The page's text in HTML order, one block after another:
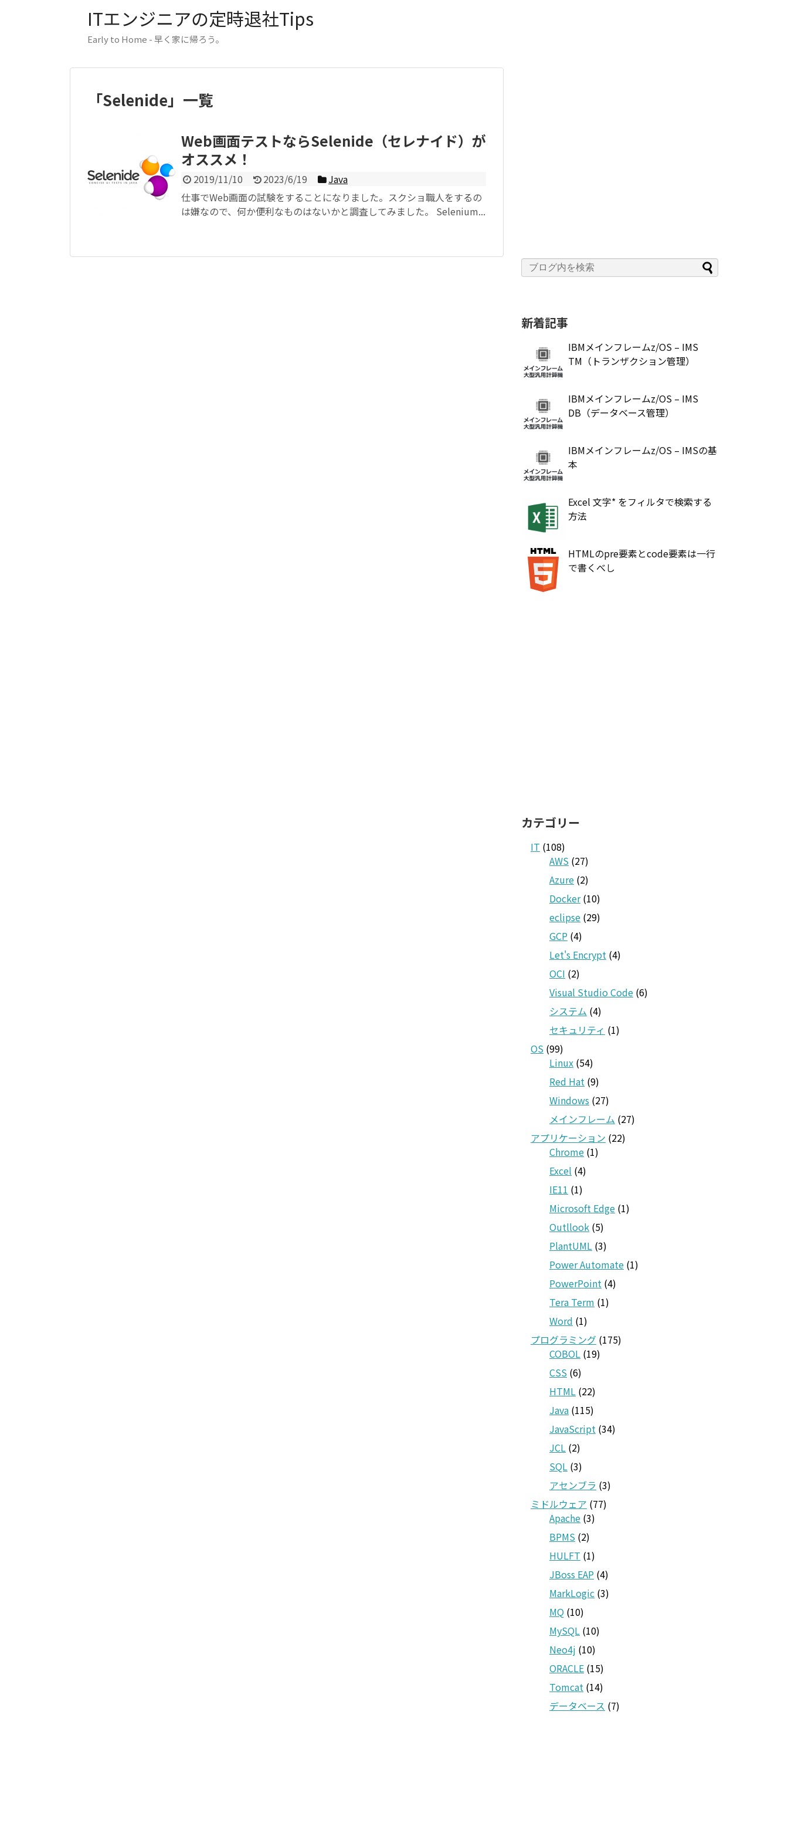
ITエンジニアの定時退社Tips
Early to Home - 早く家に帰ろう。
「Selenide」 一覧
Web画面テストならSelenide（セレナイド）が
オススメ！
2019/11/10 2023/6/19
Java
仕事でWeb画面の試験をすることになりました。スクショ職人をするの
は嫌なので、何か便利なものはないかと調査してみました。 Selenium...
新着記事
IBMメインフレームz/OS – IMS
TM（トランザクション管理）
IBMメインフレームz/OS – IMS
DB（データベース管理）
IBMメインフレームz/OS – IMSの基
本
Excel 文字* をフィルタで検索する
方法
HTMLのpre要素とcode要素は一行
で書くべし
カテゴリー
IT (108)
AWS (27)
Azure (2)
Docker(10)
eclipse (29)
GCP (4)
Let's Encrypt (4)
OCI (2)
Visual Studio Code (6)
システム (4)
セキュリティ (1)
OS (99)
Linux (54)
Red Hat (9)
Windows (27)
メインフレーム (27)
アプリケーション (22)
Chrome (1)
Excel (4)
IE11 (1)
Microsoft Edge (1)
Outllook (5)
PlantUML (3)
Power Automate (1)
PowerPoint (4)
Tera Term (1)
Word (1)
プログラミング (175)
COBOL (19)
CSS (6)
HTML (22)
Java (115)
JavaScript (34)
JCL (2)
SQL (3)
アセンブラ (3)
ミドルウェア (77)
Apache (3)
BPMS (2)
HULFT (1)
JBoss EAP (4)
MarkLogic (3)
MQ (10)
MySQL (10)
Neo4j (10)
ORACLE (15)
Tomcat (14)
データベース (7)